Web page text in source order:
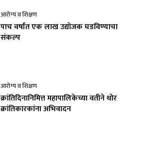
आरोग्य व शिक्षण
पाच वर्षांत एक लाख उद्योजक घडविण्याचा
संकल्प
आरोग्य व शिक्षण
क्रांतिदिनानिमित्त महापालिकेच्या वतीने थोर
क्रांतिकारकांना अभिवादन